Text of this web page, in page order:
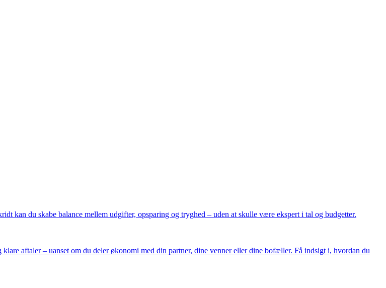
kan du skabe balance mellem udgifter, opsparing og tryghed – uden at skulle være ekspert i tal og budgetter.
aftaler – uanset om du deler økonomi med din partner, dine venner eller dine bofæller. Få indsigt i, hvordan du